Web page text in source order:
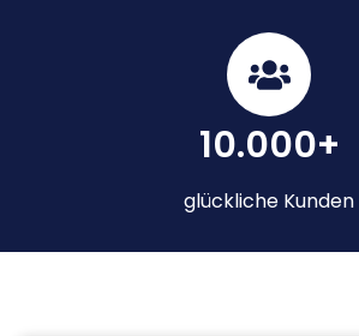
10.000+
glückliche Kunden